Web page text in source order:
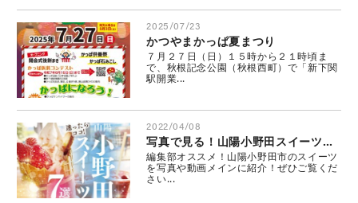
2025/07/23
かつやまかっぱ夏まつり
７月２７日（日）１５時から２１時頃ま
で、秋根記念公園（秋根西町）で「新下関
駅開業...
2022/04/08
写真で見る！山陽小野田スイーツ特集
編集部オススメ！山陽小野田市のスイーツ
を写真や動画メインに紹介！ぜひご覧くだ
さい...